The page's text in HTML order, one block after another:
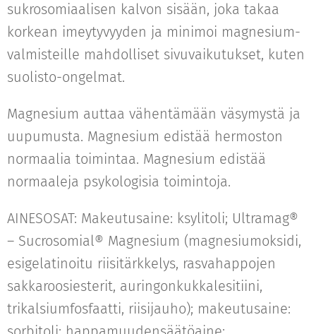
sukrosomiaalisen kalvon sisään, joka takaa
korkean imeytyvyyden ja minimoi magnesium-
valmisteille mahdolliset sivuvaikutukset, kuten
suolisto-ongelmat.
Magnesium auttaa vähentämään väsymystä ja
uupumusta. Magnesium edistää hermoston
normaalia toimintaa. Magnesium edistää
normaaleja psykologisia toimintoja.
AINESOSAT: Makeutusaine: ksylitoli; Ultramag®
– Sucrosomial® Magnesium (magnesiumoksidi,
esigelatinoitu riisitärkkelys, rasvahappojen
sakkaroosiesterit, auringonkukkalesitiini,
trikalsiumfosfaatti, riisijauho); makeutusaine: